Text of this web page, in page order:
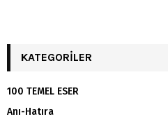
KATEGORILER
100 TEMEL ESER
Anı-Hatıra